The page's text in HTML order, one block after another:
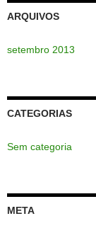
ARQUIVOS
setembro 2013
CATEGORIAS
Sem categoria
META